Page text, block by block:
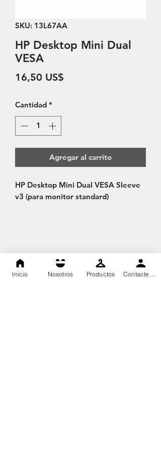
SKU: 13L67AA
HP Desktop Mini Dual
VESA
16,50 US$
Cantidad *
Agregar al carrito
HP Desktop Mini Dual VESA Sleeve
v3 (para monitor standard)
Inicio Nosotros Productos